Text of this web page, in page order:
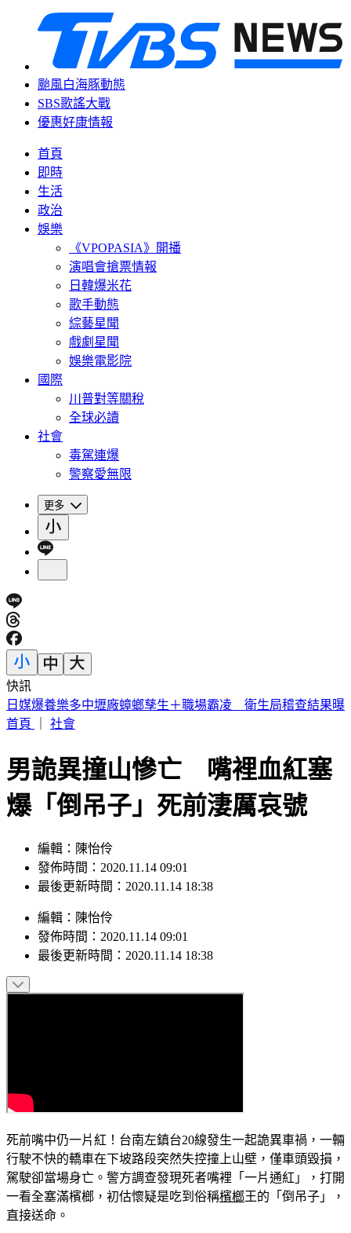
颱風白海豚動態
SBS歌謠大戰
優惠好康情報
首頁
即時
生活
政治
娛樂
《VPOPASIA》開播
演唱會搶票情報
日韓爆米花
歌手動態
綜藝星聞
戲劇星聞
娛樂電影院
國際
川普對等關稅
全球必讀
社會
毒駕連爆
警察愛無限
更多
快訊
SBS歌謠大戰／IAN優雅猶如仙杜蕾拉 成燦、是溫化身王子
護航
男詭異撞山慘亡 嘴裡血紅塞
爆「倒吊子」死前淒厲哀號
編輯：陳怡伶
發佈時間：2020.11.14 09:01
編輯：陳怡伶
發佈時間：2020.11.14 09:01
死前嘴中仍一片紅！台南左鎮台20線發生一起詭異車禍，一輛
行駛不快的轎車在下坡路段突然失控撞上山壁，僅車頭毀損，
駕駛卻當場身亡。警方調查發現死者嘴裡「一片通紅」，打開
一看全塞滿檳榔，初估懷疑是吃到俗稱